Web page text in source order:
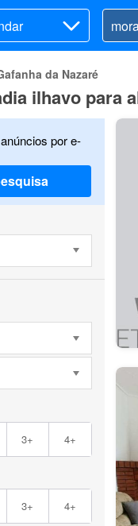
da Nazaré
ilhavo para
por e-
3+ 4+
3+ 4+